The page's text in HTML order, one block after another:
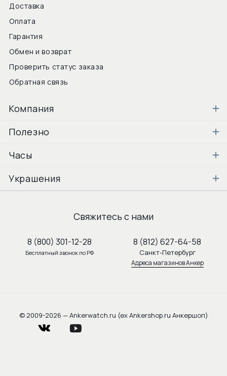
Доставка
Оплата
Гарантия
Обмен и возврат
Проверить статус заказа
Обратная связь
Компания
Полезно
Часы
Украшения
Свяжитесь с нами
8 (800) 301-12-28
Бесплатный звонок по РФ
8 (812) 627-64-58
Санкт-Петербург
Адреса магазинов Анкер
© 2009-2026 — Ankerwatch.ru (ex Ankershop.ru Анкершоп)
vkontakte youtube